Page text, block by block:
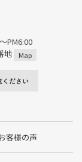
PM6:00
地
Map
客様の声